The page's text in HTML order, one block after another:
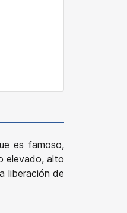
es famoso,
elevado, alto
liberación de